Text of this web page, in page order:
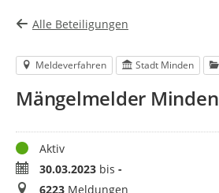
Alle Beteiligungen
Meldeverfahren Stadt Minden
Mängelmelder Minden
StatusAktiv
Zeitraum30.03.2023 bis -
Meldungen
6223 Meldungen